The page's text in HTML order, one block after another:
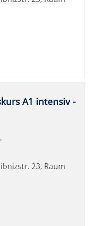
A1 intensiv -
23, Raum